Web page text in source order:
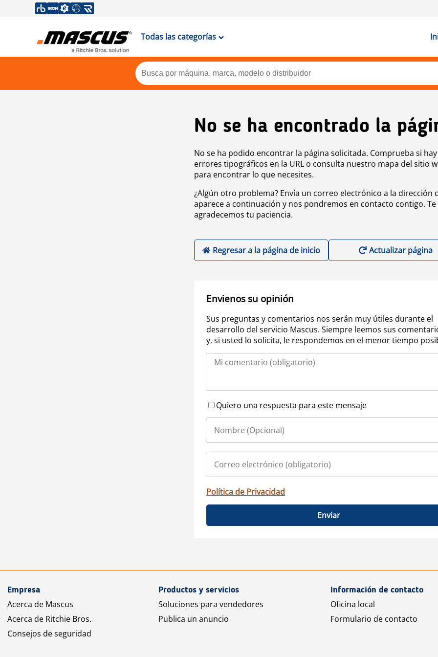
Todas las categorías
No se ha encontrado la
No se ha podido encontrar la página solicitada. Comprueba si hay
errores tipográficos en la URL o consulta nuestro mapa del sitio
para encontrar lo que necesites.
¿Algún otro problema? Envía un correo electrónico a la dirección
aparece a continuación y nos pondremos en contacto contigo. Te
agradecemos tu paciencia.
Regresar a la página de inicio Actualizar página
Envienos su opinión
Sus preguntas y comentarios nos serán muy útiles durante el
desarrollo del servicio Mascus. Siempre leemos sus
y, si usted lo solicita, le respondemos en el menor tiempo
Quiero una respuesta para este mensaje
Política de Privacidad
Enviar
Empresa
Acerca de Mascus
Acerca de Ritchie Bros.
Consejos de seguridad
Productos y servicios
Soluciones para vendedores
Publica un anuncio
Información de contacto
Oficina local
Formulario de contacto